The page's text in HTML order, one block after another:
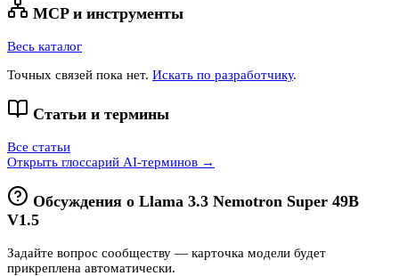
MCP и инструменты
Весь каталог
Точных связей пока нет. Искать по разработчику.
Статьи и термины
Все статьи
Открыть глоссарий AI-терминов →
Обсуждения о Llama 3.3 Nemotron Super 49B
V1.5
Задайте вопрос сообществу — карточка модели будет
прикреплена автоматически.